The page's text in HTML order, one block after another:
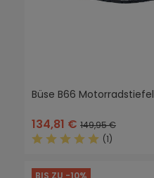
Büse B66 Motorradstiefel
134,81 € 149,95 €
(1)
BIS ZU -10%